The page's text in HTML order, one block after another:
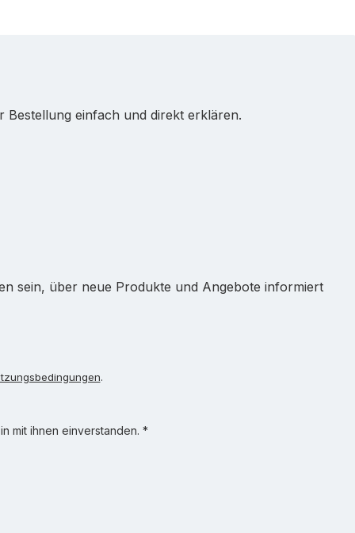
einfach und direkt erklären.
sein, über neue Produkte und Angebote informiert
.
mit ihnen einverstanden. *